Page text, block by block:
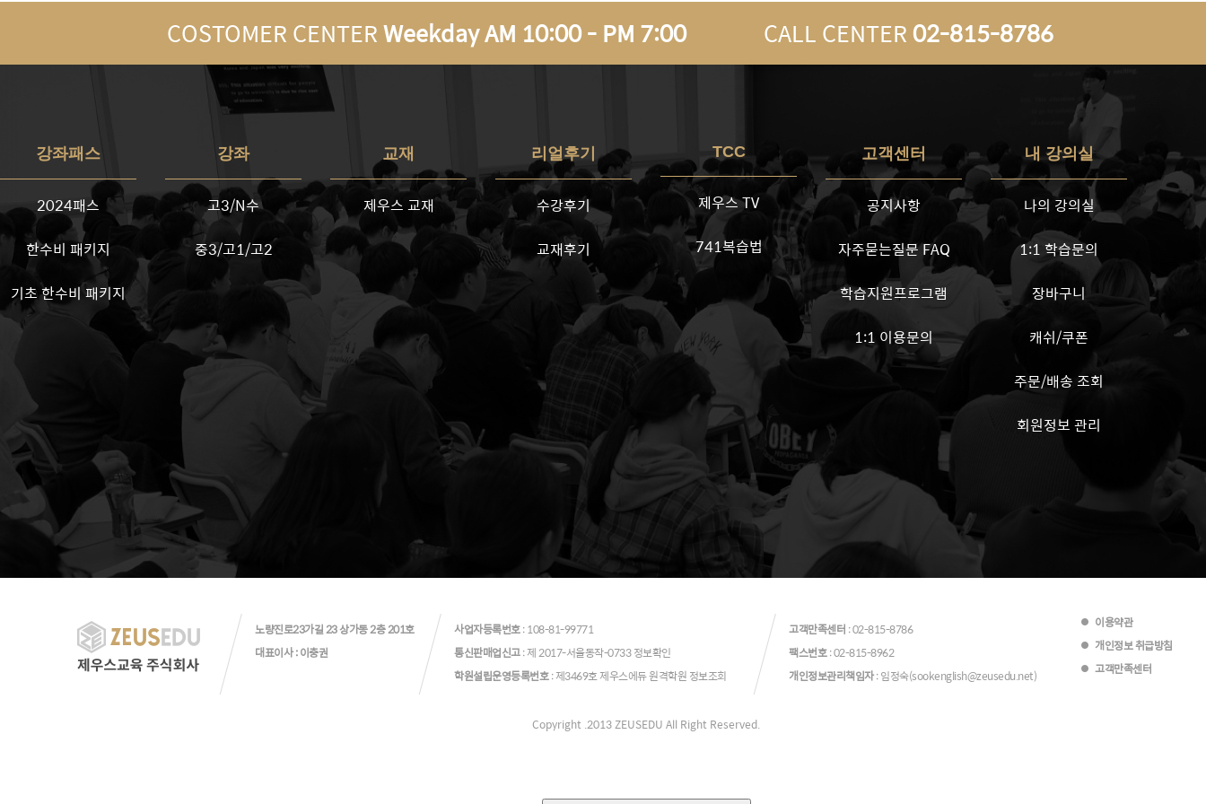
COSTOMER CENTERWeekday AM 10:00 - PM 7:00 CALL CENTER02-815-8786
강좌패스
2024패스
한수비 패키지
기초 한수비 패키지
강좌
고3/N수
중3/고1/고2
교재
제우스 교재
리얼후기
수강후기
교재후기
TCC
제우스 TV
741복습법
고객센터
공지사항
자주묻는질문 FAQ
학습지원프로그램
1:1 이용문의
내 강의실
나의 강의실
1:1 학습문의
장바구니
캐쉬/쿠폰
주문/배송 조회
회원정보 관리
노량진로23가길 23 상가동 2층 201호
대표이사 : 이충권
사업자등록번호: 108-81-99771
통신판매업신고: 제 2017-서울동작-0733정보확인
학원설립운영등록번호: 제3469호 제우스에듀 원격학원 정보조회
고객만족센터 : 02-815-8786
팩스번호: 02-815-8962
개인정보관리책임자: 임정숙(sookenglish@zeusedu.net)
이용약관
개인정보 취급방침
고객만족센터
Copyright .2013 ZEUSEDU All Right Reserved.